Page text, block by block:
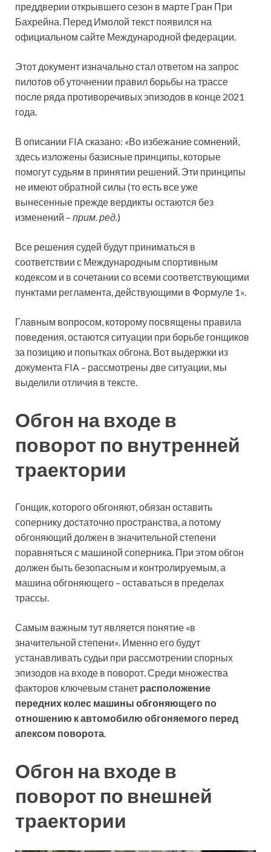
преддверии открывшего сезон в марте Гран При
Бахрейна. Перед Имолой текст появился на
официальном сайте Международной федерации.
Этот документ изначально стал ответом на запрос
пилотов об уточнении правил борьбы на трассе
после ряда противоречивых эпизодов в конце 2021
года.
В описании FIA сказано: «Во избежание сомнений,
здесь изложены базисные принципы, которые
помогут судьям в принятии решений. Эти принципы
не имеют обратной силы (то есть все уже
вынесенные прежде вердикты остаются без
изменений – прим. ред.)
Все решения судей будут приниматься в
соответствии с Международным спортивным
кодексом и в сочетании со всеми соответствующими
пунктами регламента, действующими в Формуле 1».
Главным вопросом, которому посвящены правила
поведения, остаются ситуации при борьбе гонщиков
за позицию и попытках обгона. Вот выдержки из
документа FIA – рассмотрены две ситуации, мы
выделили отличия в тексте.
Обгон на входе в
поворот по внутренней
траектории
Гонщик, которого обгоняют, обязан оставить
сопернику достаточно пространства, а потому
обгоняющий должен в значительной степени
поравняться с машиной соперника. При этом обгон
должен быть безопасным и контролируемым, а
машина обгоняющего – оставаться в пределах
трассы.
Самым важным тут является понятие «в
значительной степени». Именно его будут
устанавливать судьи при рассмотрении спорных
эпизодов на входе в поворот. Среди множества
факторов ключевым станет расположение
передних колес машины обгоняющего по
отношению к автомобилю обгоняемого перед
апексом поворота.
Обгон на входе в
поворот по внешней
траектории